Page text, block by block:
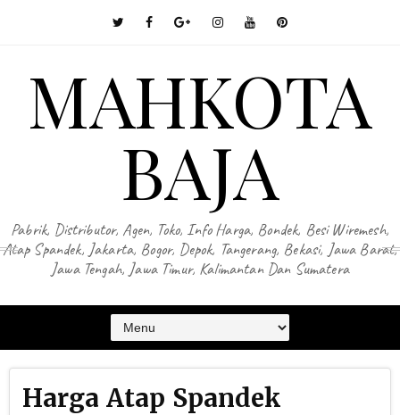
MAHKOTA
BAJA
Pabrik, Distributor, Agen, Toko, Info Harga, Bondek, Besi Wiremesh,
Atap Spandek, Jakarta, Bogor, Depok, Tangerang, Bekasi, Jawa Barat,
Jawa Tengah, Jawa Timur, Kalimantan Dan Sumatera
Harga Atap Spandek